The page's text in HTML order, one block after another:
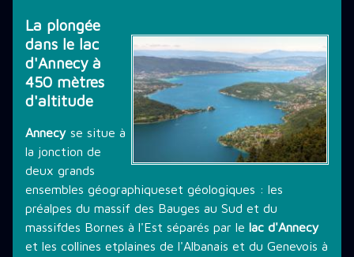
DÉCOUVRIR LA PLONGÉE
THÉMATIQUE DE PLONGÉE
LES PROMOTIONS
La plongée
dans le lac
d'Annecy à
450 mètres
d'altitude
Annecy se situe à
la jonction de
deux grands
ensembles géographiqueset géologiques : les
préalpes du massif des Bauges au Sud et du
massifdes Bornes à l'Est séparés par le lac d'Annecy
et les collines etplaines de l'Albanais et du Genevois à